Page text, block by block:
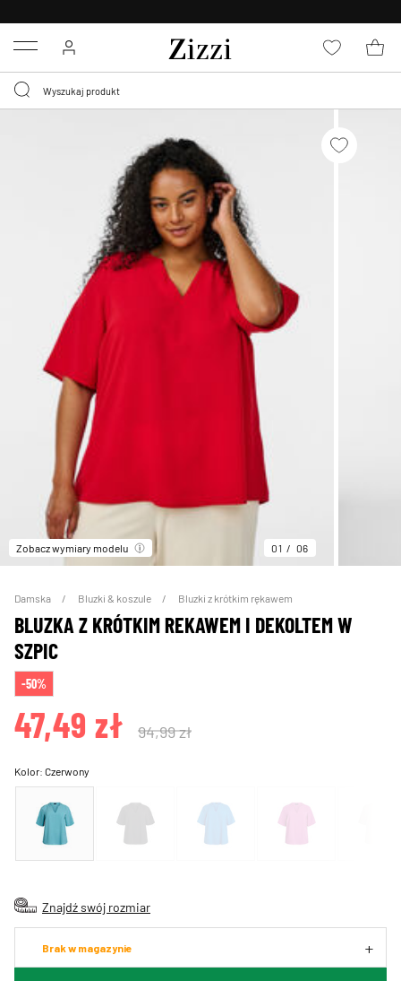
Menu
Zobacz wymiary modelu 01 06
Damska Bluzki & koszule Bluzki z krótkim rękawem
BLUZKA Z KRÓTKIM REKAWEM I DEKOLTEM W
SZPIC
-50%
47,49 zł 94,99 zł
Kolor:Czerwony
Znajdź swój rozmiar
Brak w magazynie